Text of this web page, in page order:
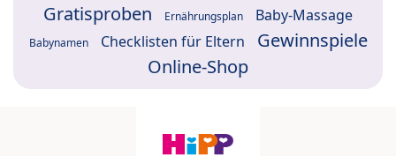
Gratisproben Ernährungsplan Baby-Massage
Babynamen Checklisten für Eltern
Gewinnspiele
Online-Shop